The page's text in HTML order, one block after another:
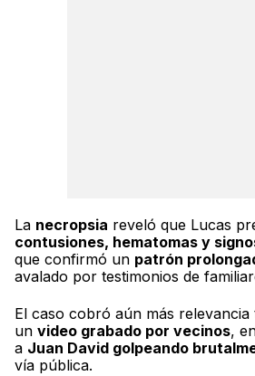
La necropsia reveló que Lucas
contusiones, hematomas y
que confirmó un patrón
avalado por testimonios de
El caso cobró aún más
un video grabado por vecinos,
a Juan David golpeando
vía pública.